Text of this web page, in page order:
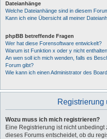
Dateianhänge
Welche Dateianhänge sind in diesem
Kann ich eine Übersicht all meiner
phpBB betreffende Fragen
Wer hat diese Forensoftware entwickelt?
Warum ist Funktion x oder y nicht
An wen soll ich mich wenden, falls es
Forum gibt?
Wie kann ich einen Administrator des
Registrierung
Wozu muss ich mich registrieren?
Eine Registrierung ist nicht
dieses Forums entscheidet, ob du